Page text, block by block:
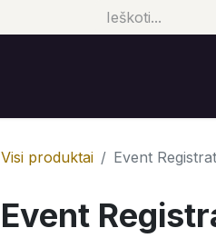
Visi produktai Event
Event